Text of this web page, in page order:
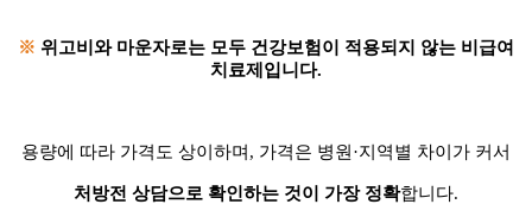
※ 위고비와 마운자로는 모두 건강보험이 적용되지 않는 비급여
치료제입니다.
용량에 따라 가격도 상이하며, 가격은 병원·지역별 차이가 커서
처방전 상담으로 확인하는 것이 가장 정확합니다.